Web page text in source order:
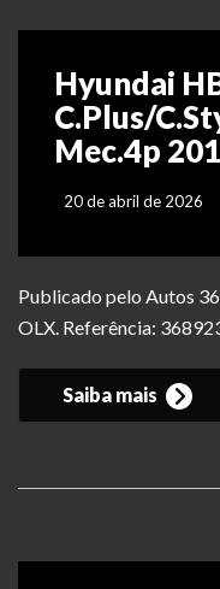
Hyundai
C.Plus/
Mec.4p
20 de abril de 2026
Publicado pelo Autos
OLX. Referência:
Saiba mais